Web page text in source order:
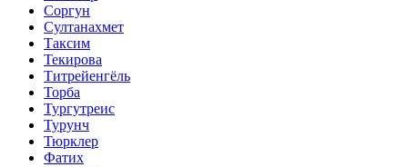
Соргун
Султанахмет
Таксим
Текирова
Титрейенгёль
Торба
Тургутреис
Турунч
Тюрклер
Фатих